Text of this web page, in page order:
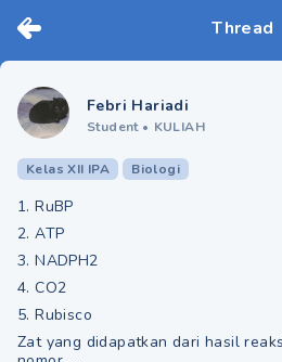
Thread
Febri Hariadi
Student • KULIAH
Kelas XII IPA Biologi
1. RuBP
2. ATP
3. NADPH2
4. CO2
5. Rubisco
Zat yang didapatkan dari hasil